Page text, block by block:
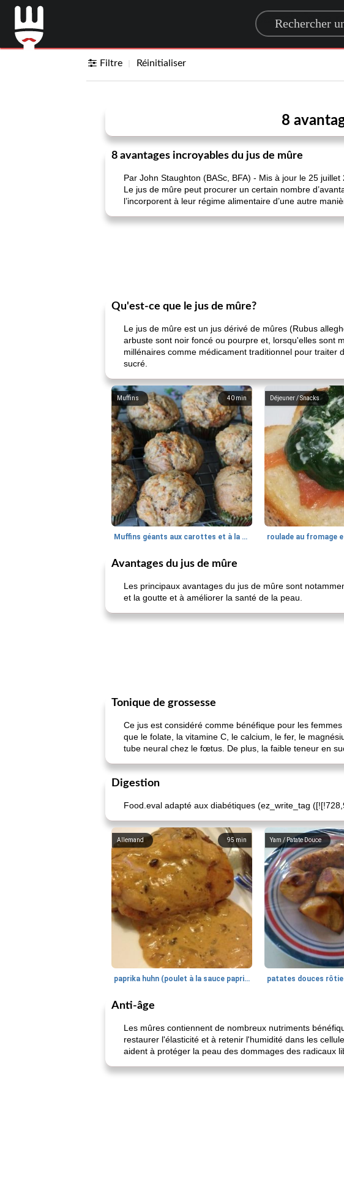
Search for a
Filtre Réinitialiser
8
8 avantages incroyables du jus de mûre
Par John Staughton (BASc, BFA) - Mis à jour le 25 juillet
Le jus de mûre peut procurer un certain nombre
l’incorporent à leur régime alimentaire d’une autre
Qu'est-ce que le jus de mûre?
Le jus de mûre est un jus dérivé de mûres (Rubus
arbuste sont noir foncé ou pourpre et, lorsqu'elles sont
millénaires comme médicament traditionnel pour
sucré.
40 min
Muffins
Muffins géants aux carottes et à la banane de Nif
Déjeuner / Snacks
roulade au fromage
Avantages du jus de mûre
Les principaux avantages du jus de mûre sont
et la goutte et à améliorer la santé de la peau.
Tonique de grossesse
Ce jus est considéré comme bénéfique pour les
que le folate, la vitamine C, le calcium, le fer, le
tube neural chez le fœtus. De plus, la faible teneur en
Digestion
Food.eval adapté aux diabétiques (ez_write_tag
95min
Allemand
paprika huhn (poulet à la sauce paprika).
Yam / Patate Douce
Anti-âge
Les mûres contiennent de nombreux nutriments
restaurer l'élasticité et à retenir l'humidité dans les
aident à protéger la peau des dommages des radicaux